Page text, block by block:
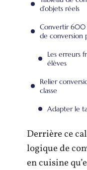
d’objets réels
Convertir 600
de conversion
Les erreurs
élèves
Relier
classe
Adapter le
Derrière ce
logique de
en cuisine